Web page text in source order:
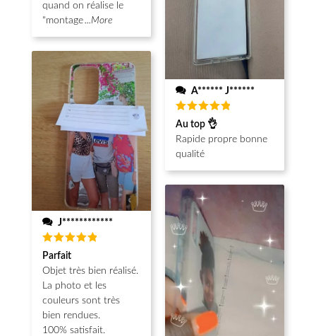
quand on réalise le
"montage...More
J************
Note5
sur 5
Parfait
Objet très bien réalisé.
La photo et les
couleurs sont très
bien rendues.
100% satisfait.
A****** J******
Note5
sur 5
Au top 👌
Rapide propre bonne
qualité